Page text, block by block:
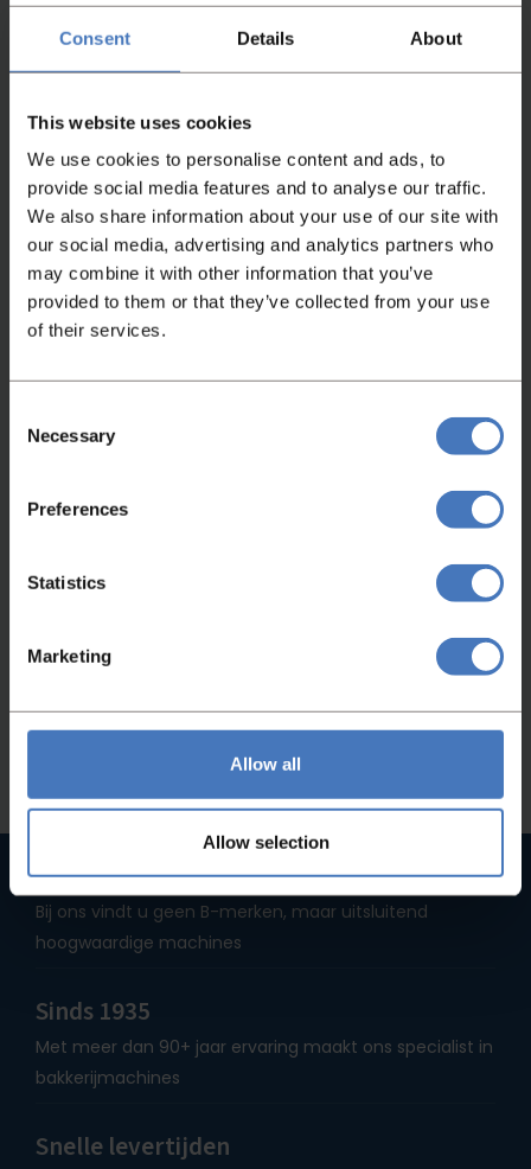
Consent Details About
This website uses cookies
We use cookies to personalise content and ads, to
provide social media features and to analyse our traffic.
We also share information about your use of our site with
our social media, advertising and analytics partners who
may combine it with other information that you’ve
provided to them or that they’ve collected from your use
of their services.
Selection
Necessary
Preferences
Statistics
Marketing
Allow all
Allow selection
langmaakstation R600
afzet unit AS600
bouwjaar 2010
Bekijk video
dan gerust contact met ons op en wij helpen
Hoge kwaliteit machines
Bij ons vindt u geen B-merken, maar uitsluitend
hoogwaardige machines
Sinds 1935
Met meer dan 90+ jaar ervaring maakt ons specialist in
bakkerijmachines
Snelle levertijden